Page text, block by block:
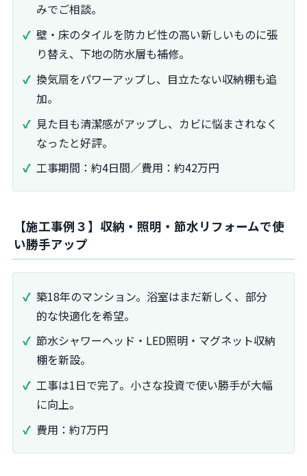
みでご相談。
壁・床のタイルを防カビ性の高い新しいものに張
り替え、下地の防水層も補修。
換気扇をパワーアップし、目立たない収納棚も追
加。
見た目も清潔感がアップし、カビに悩まされなく
なったと好評。
工事期間：約4日間／費用：約42万円
【施工事例３】収納・照明・節水リフォームで使
い勝手アップ
築18年のマンション。浴室はまだ新しく、部分
的な快適化を希望。
節水シャワーヘッド・LED照明・マグネット収納
棚を新設。
工事は1日で完了。小さな投資で使い勝手が大幅
に向上。
費用：約7万円